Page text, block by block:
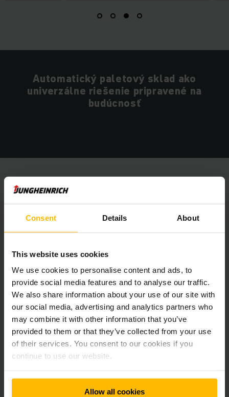
Consent Details About
This website uses cookies
We use cookies to personalise content and ads, to
provide social media features and to analyse our traffic.
We also share information about your use of our site with
our social media, advertising and analytics partners who
may combine it with other information that you’ve
provided to them or that they’ve collected from your use
of their services. You consent to our cookies if you
continue to use our website.
Allow all cookies
Automatický paletový sklad ako
univerzálne riešenie pripravené na
budúcnosť
Všestranný hráč medzi automatickými
skladmi
Automatické paletové sklady sú prvou voľbou, keď treba v
alebo zabezpečiť maximálnu dostupnosť v nepretržitej
prevádzke 24/7. Vďaka škálovateľným riešeniam paletových